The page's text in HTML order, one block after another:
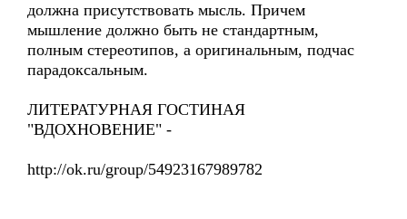
должна присутствовать мысль. Причем
мышление должно быть не стандартным,
полным стереотипов, а оригинальным, подчас
парадоксальным.
ЛИТЕРАТУРНАЯ ГОСТИНАЯ
"ВДОХНОВЕНИЕ" -
http://ok.ru/group/54923167989782